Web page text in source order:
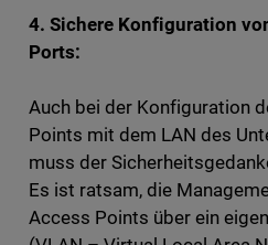
4. Sichere Konfiguration
Ports:
Auch bei der Konfiguration
Points mit dem LAN des
muss der
Es ist ratsam, die
Access Points über ein